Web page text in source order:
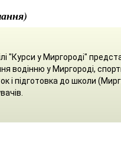
"Курси у Миргороді"
водінню у Миргороді,
і підготовка до школи